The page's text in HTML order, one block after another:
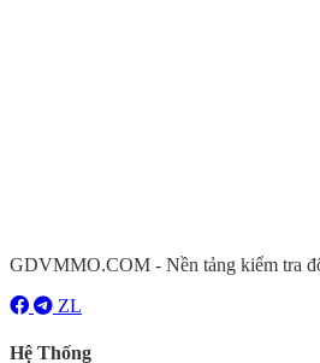
GDVMMO.COM - Nền tảng kiểm tra
ZL
Hệ Thống